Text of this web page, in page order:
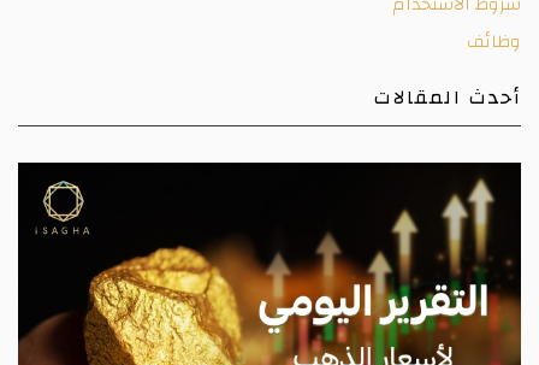
وظائف
أحدث المقالات